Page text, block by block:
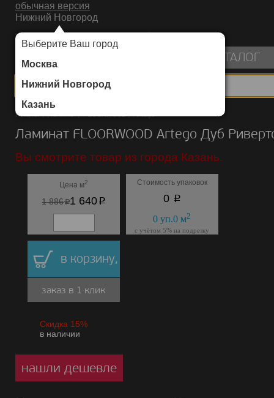
обычная версия
Нижний Новгород
Выберите Ваш город
Москва
Нижний Новгород
Казань
ИНТЕРНЕТ-МАГАЗИН НАПОЛЬНЫХ ПОКРЫТИЙ
КАТАЛОГ
Каталог/Ламинат/FLOORWOOD/Artego
Ламинат FLOORWOOD Artego Дуб
Вы смотрите товар из города Казань.
Цена м2
1 886p1 640p
Стоимость упаковок
0 p
0 уп.0 м2
с учётом 5% на подрезку
в корзину,
заказ в 1 клик
Скидка 15%
в наличии
нашли дешевле